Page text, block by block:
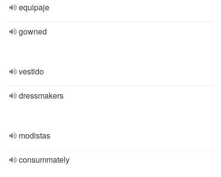
equipaje
gowned
vestido
dressmakers
modistas
consummately